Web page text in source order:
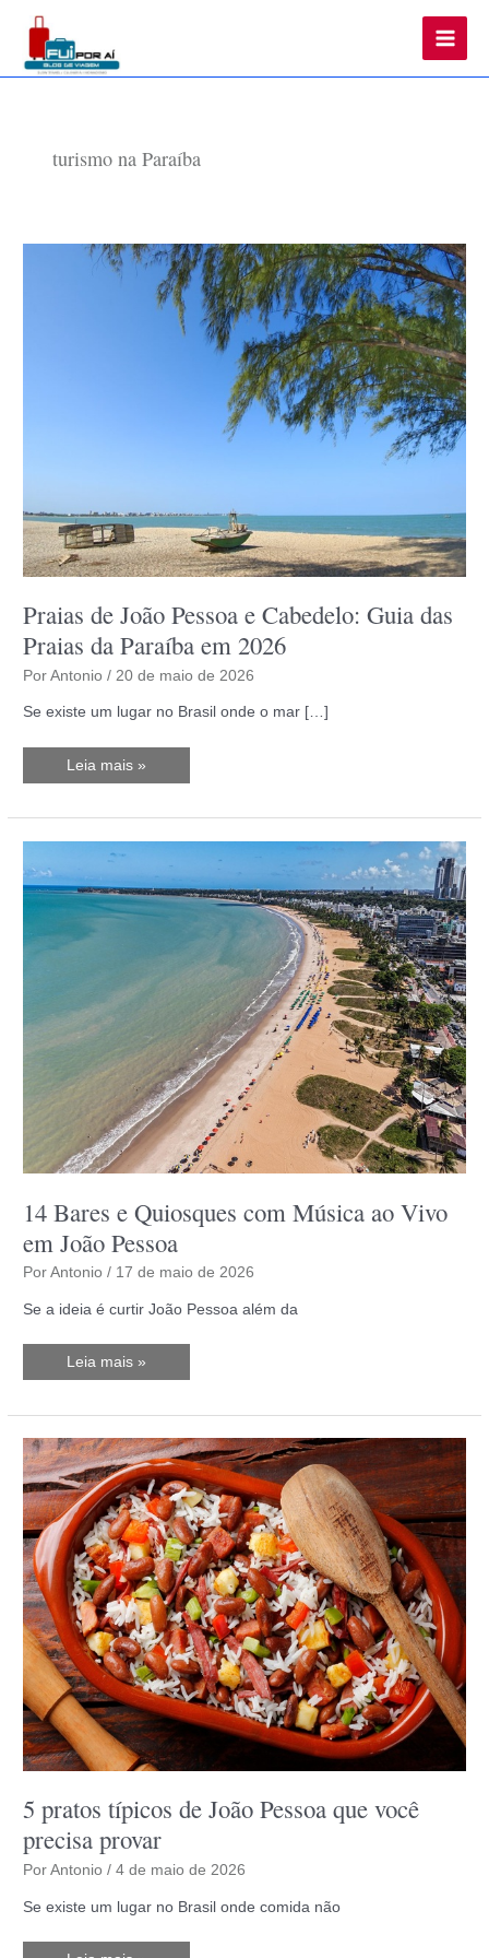
Main
turismo na Paraíba
Praias de João Pessoa e Cabedelo: Guia das
Praias da Paraíba em 2026
PorAntonio/ 20 de maio de 2026
Se existe um lugar no Brasil onde o mar […]
Praias
e
Praias
da
Paraíba
2026
Leia mais »
14 Bares e Quiosques com Música ao Vivo
em João Pessoa
PorAntonio/ 17 de maio de 2026
Se a ideia é curtir João Pessoa além da
14
com
ao
Vivo
em
João
Pessoa
Leia mais »
5 pratos típicos de João Pessoa que você
precisa provar
PorAntonio/4 de maio de 2026
Se existe um lugar no Brasil onde comida não